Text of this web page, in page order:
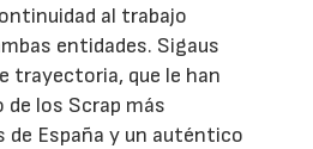
al trabajo
entidades. Sigaus
trayectoria, que le han
los Scrap más
de España y un auténtico